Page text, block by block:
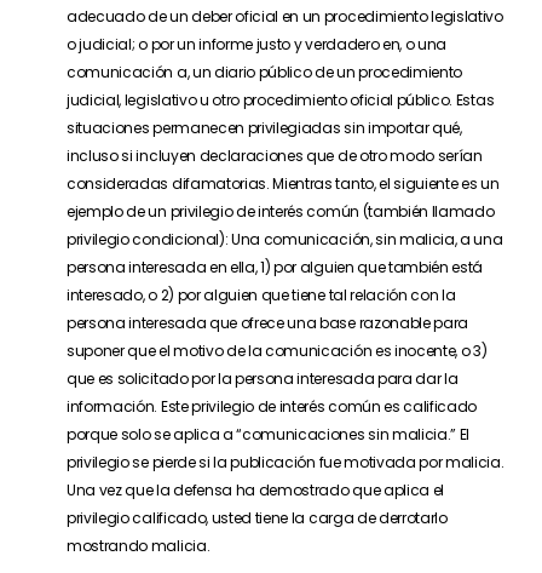
adecuado de un deber oficial en un procedimiento legislativo
o judicial; o por un informe justo y verdadero en, o una
comunicación a, un diario público de un procedimiento
judicial, legislativo u otro procedimiento oficial público. Estas
situaciones permanecen privilegiadas sin importar qué,
incluso si incluyen declaraciones que de otro modo serían
consideradas difamatorias. Mientras tanto, el siguiente es un
ejemplo de un privilegio de interés común (también llamado
privilegio condicional): Una comunicación, sin malicia, a una
persona interesada en ella, 1) por alguien que también está
interesado, o 2) por alguien que tiene tal relación con la
persona interesada que ofrece una base razonable para
suponer que el motivo de la comunicación es inocente, o 3)
que es solicitado por la persona interesada para dar la
información. Este privilegio de interés común es calificado
porque solo se aplica a “comunicaciones sin malicia.” El
privilegio se pierde si la publicación fue motivada por malicia.
Una vez que la defensa ha demostrado que aplica el
privilegio calificado, usted tiene la carga de derrotarlo
mostrando malicia.